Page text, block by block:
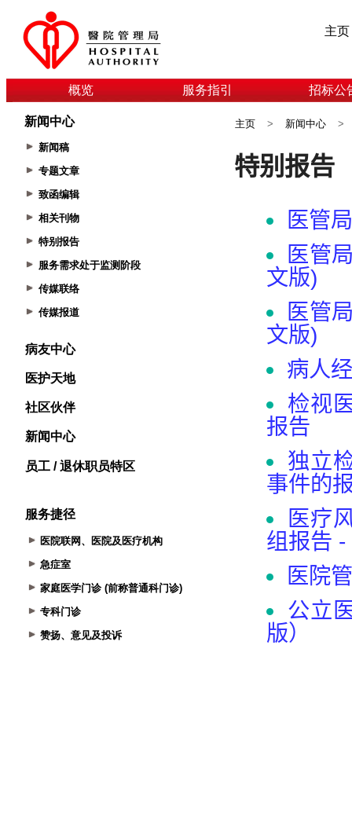
主页
概览 服务指引 招标公
新闻中心
新闻稿
专题文章
致函编辑
相关刊物
特别报告
服务需求处于监测阶段
传媒联络
传媒报道
病友中心
医护天地
社区伙伴
新闻中心
员工 / 退休职员特区
服务捷径
医院联网、医院及医疗机构
急症室
家庭医学门诊 (前称普通科门诊)
专科门诊
赞扬、意见及投诉
主页 > 新闻中心 >